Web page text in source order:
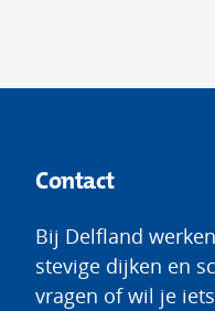
Contact
Bij Delfland
stevige dijken en
vragen of wil je